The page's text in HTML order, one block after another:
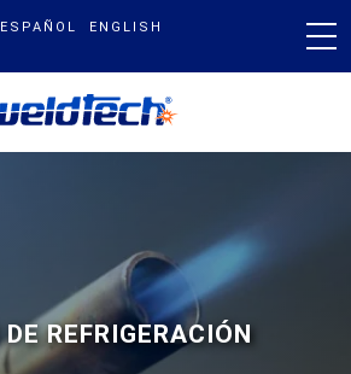
ESPAÑOL ENGLISH
REFRIGERACIÓN